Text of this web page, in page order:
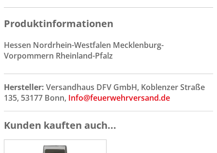
Produktinformationen
Hessen Nordrhein-Westfalen Mecklenburg-
Vorpommern Rheinland-Pfalz
Hersteller: Versandhaus DFV GmbH, Koblenzer Straße
135, 53177 Bonn, Info@feuerwehrversand.de
Kunden kauften auch...